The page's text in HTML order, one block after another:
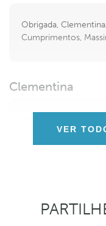
Obrigada,
Cumprimentos,
Clementina
VER